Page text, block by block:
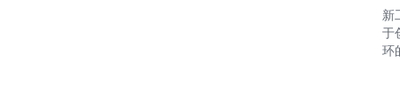
新
于
环